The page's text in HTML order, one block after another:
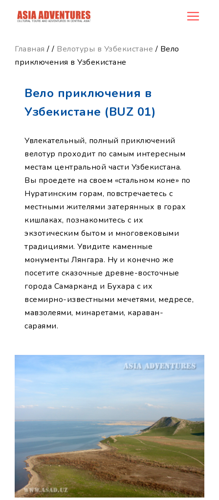
product_id171
Главная // Велотуры в Узбекистане / Вело
приключения в Узбекистане
Вело приключения в
Узбекистане (BUZ 01)
Увлекательный, полный приключений
велотур проходит по самым интересным
местам центральной части Узбекистана.
Вы проедете на своем «стальном коне» по
Нуратинским горам, повстречаетесь с
местными жителями затерянных в горах
кишлаках, познакомитесь с их
экзотическим бытом и многовековыми
традициями. Увидите каменные
монументы Лянгара. Ну и конечно же
посетите сказочные древне-восточные
города Самарканд и Бухара с их
всемирно-известными мечетями, медресе,
мавзолеями, минаретами, караван-
сараями.